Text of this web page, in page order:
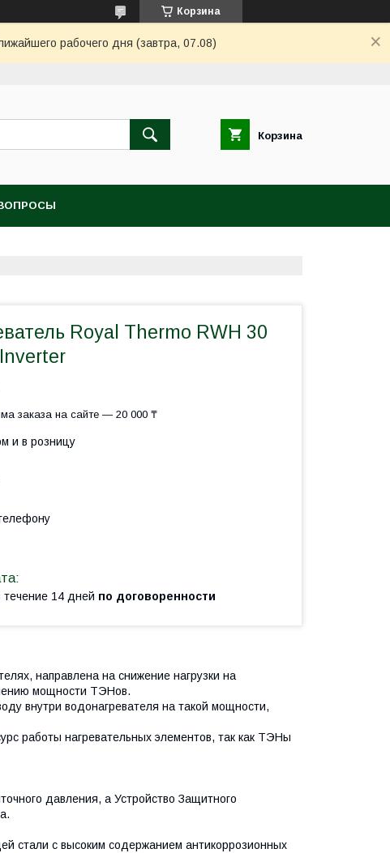
Корзина
рабочего дня (завтра, 07.08)
Корзина
Royal Thermo RWH 30
заказа на сайте — 20 000 ₸
и в розницу
течение 14 дней по договоренности
направлена на снижение нагрузки на
мощности ТЭНов.
внутри водонагревателя на такой мощности,
работы нагревательных элементов, так как ТЭНы
давления, а Устройство Защитного
стали с высоким содержанием антикоррозионных